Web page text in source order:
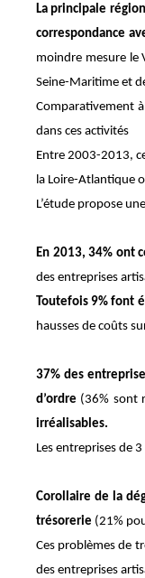
La principale
correspondance
moindre mesure le
Seine-Maritime et
Comparativement
dans ces activités
Entre 2003-2013,
la Loire-Atlantique
L’étude propose
En 2013, 34% ont
des entreprises
Toutefois 9% font
hausses de coûts
37% des
d’ordre (36% sont
irréalisables.
Les entreprises de
Corollaire de la
trésorerie (21%
Ces problèmes de
des entreprises